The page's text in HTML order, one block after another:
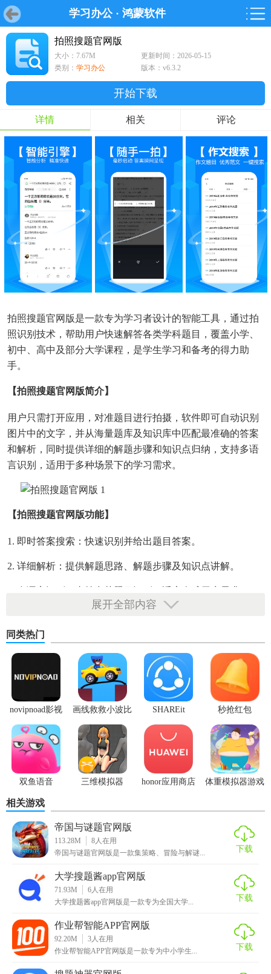
学习办公· 鸿蒙软件
首页 游戏 软件
首页 游戏 软件 鸿蒙
游戏
鸿蒙
软件
专题
拍照搜题官网版
大小：7.67M
更新时间：2026-05-15
类别： 学习办公 版本：v6.3.2
开始下载
详情 相关 评论
拍照搜题官网版是一款专为学习者设计的智能工具，通过拍
照识别技术，帮助用户快速解答各类学科题目，覆盖小学、
初中、高中及部分大学课程，是学生学习和备考的得力助
手。
【拍照搜题官网版简介】
用户只需打开应用，对准题目进行拍摄，软件即可自动识别
图片中的文字，并从海量题库及知识库中匹配最准确的答案
和解析，同时提供详细的解题步骤和知识点归纳，支持多语
言识别，适用于多种场景下的学习需求。
【拍照搜题官网版功能】
1. 即时答案搜索：快速识别并给出题目答案。
2. 详细解析：提供解题思路、解题步骤及知识点讲解。
5. 题目收藏：用户可收藏难题或感兴趣的题目，方便后续查
看。
6. 历史记录：保存搜索历史，便于追踪学习进度。
【拍照搜题官网版亮点】
1. 高效准确：采用先进图像识别技术，识别速度快，准确率
高。
2. 广泛覆盖：涵盖各学科各类题目，满足不同年龄段学习需
3. 个性化推荐：根据用户搜索习惯，智能推荐相关学习资
源。
4. 离线模式：支持无网络环境下使用部分功能，减少学习中
【拍照搜题官网版玩法】
1. 拍照搜题：直接拍摄或上传题目图片，软件自动识别并显
示答案及解析。
展开全部内容
同类热门
novipnoad影视
平台手机版
画线救救小波比
最新版
SHAREit
秒抢红包
app2.7.3
双鱼语音
三维模拟器
honor应用商店 体重模拟器游戏
相关游戏
帝国与谜题官网版
113.28M 8人在用
帝国与谜题官网版是一款集策略、冒险与解谜...
下载
大学搜题酱app官网版
71.93M 6人在用
大学搜题酱app官网版是一款专为全国大学...
下载
作业帮智能APP官网版
92.20M 3人在用
作业帮智能APP官网版是一款专为中小学生...
下载